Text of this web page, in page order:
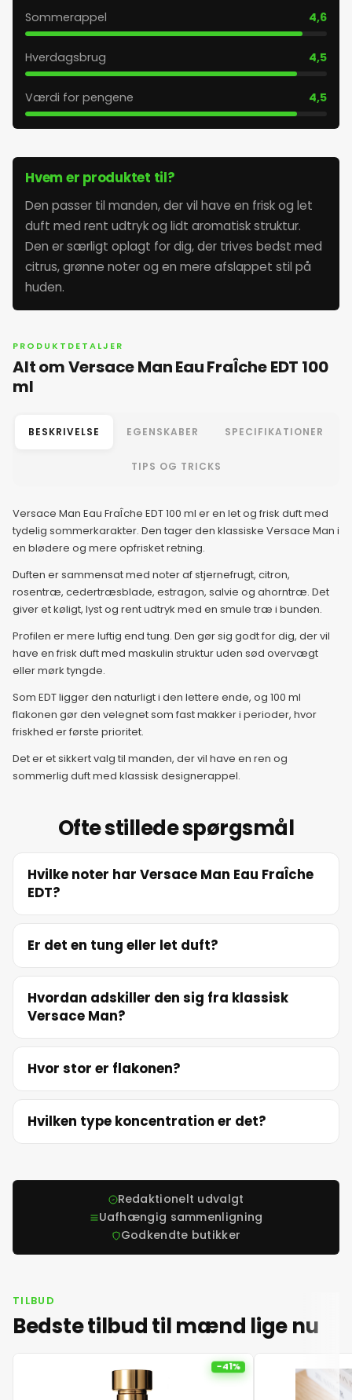
30. maj 2026
31. maj 2026
1. juni 2026
2. juni 2026
3. juni 2026
4. juni 2026
6. juni 2026
8. juni 2026
10. juni 2026
11. juni 2026
12. juni 2026
13. juni 2026
14. juni 2026
15. juni 2026
18. juni 2026
19. juni 2026
22. juni 2026
23. juni 2026
25. juni 2026
26. juni 2026
27. juni 2026
29. juni 2026
Sommerappel 4,6
Hverdagsbrug 4,5
Værdi for pengene 4,5
Hvem er produktet til?
Den passer til manden, der vil have en frisk og let
duft med rent udtryk og lidt aromatisk struktur.
Den er særligt oplagt for dig, der trives bedst med
citrus, grønne noter og en mere afslappet stil på
huden.
PRODUKTDETALJER
Alt om Versace Man Eau FraÎche EDT 100
ml
BESKRIVELSE EGENSKABER SPECIFIKATIONER
TIPS OG TRICKS
Versace Man Eau FraÎche EDT 100 ml er en let og frisk duft med
tydelig sommerkarakter. Den tager den klassiske Versace Man i
en blødere og mere opfrisket retning.
Duften er sammensat med noter af stjernefrugt, citron,
rosentræ, cedertræsblade, estragon, salvie og ahorntræ. Det
giver et køligt, lyst og rent udtryk med en smule træ i bunden.
Profilen er mere luftig end tung. Den gør sig godt for dig, der vil
have en frisk duft med maskulin struktur uden sød overvægt
eller mørk tyngde.
Som EDT ligger den naturligt i den lettere ende, og 100 ml
flakonen gør den velegnet som fast makker i perioder, hvor
friskhed er første prioritet.
Det er et sikkert valg til manden, der vil have en ren og
sommerlig duft med klassisk designerappel.
Ofte stillede spørgsmål
Hvilke noter har Versace Man Eau FraÎche
EDT?
Er det en tung eller let duft?
Hvordan adskiller den sig fra klassisk
Versace Man?
Hvor stor er flakonen?
Hvilken type koncentration er det?
Redaktionelt udvalgt
Uafhængig sammenligning
Godkendte butikker
TILBUD
Bedste tilbud til mænd lige nu
-41%